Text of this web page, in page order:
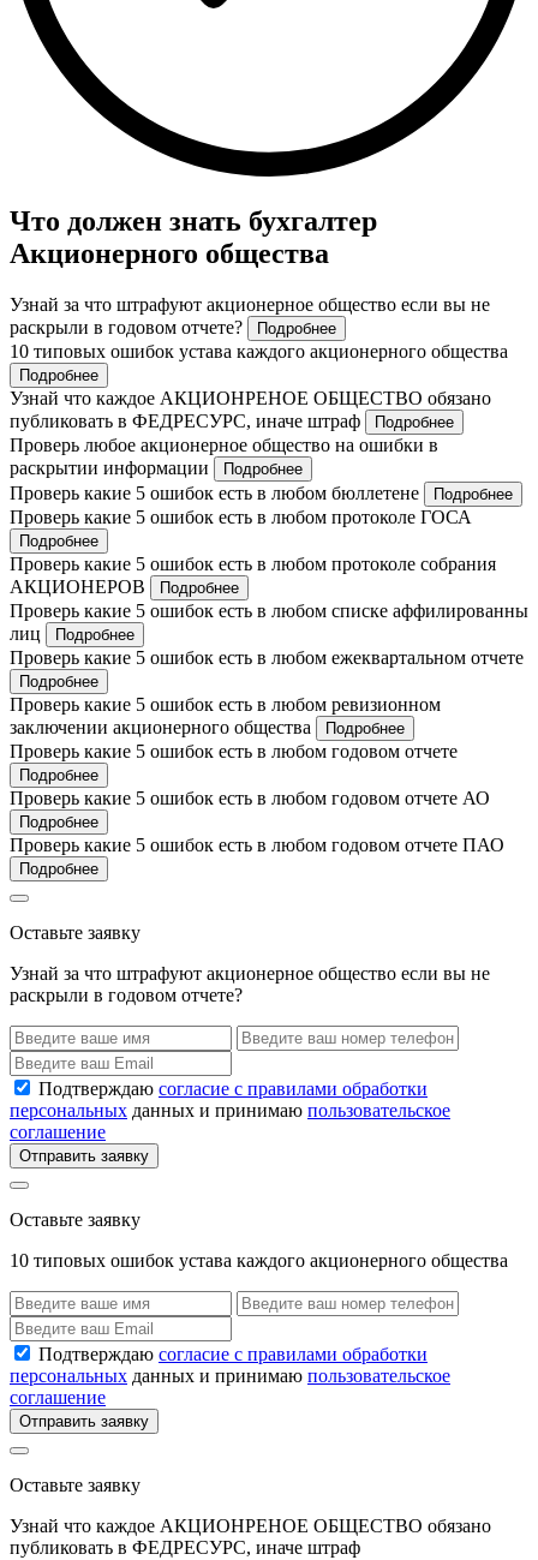
Что должен знать бухгалтер
Акционерного общества
Узнай за что штрафуют акционерное общество если вы не
раскрыли в годовом отчете?
Подробнее
10 типовых ошибок устава каждого акционерного общества
Подробнее
Узнай что каждое АКЦИОНРЕНОЕ ОБЩЕСТВО обязано
публиковать в ФЕДРЕСУРС, иначе штраф
Подробнее
Проверь любое акционерное общество на ошибки в
раскрытии информации
Подробнее
Проверь какие 5 ошибок есть в любом бюллетене Подробнее
Проверь какие 5 ошибок есть в любом протоколе ГОСА
Подробнее
Проверь какие 5 ошибок есть в любом протоколе собрания
АКЦИОНЕРОВ
Подробнее
Проверь какие 5 ошибок есть в любом списке аффилированны
лиц
Подробнее
Проверь какие 5 ошибок есть в любом ежеквартальном отчете
Подробнее
Проверь какие 5 ошибок есть в любом ревизионном
заключении акционерного общества
Подробнее
Проверь какие 5 ошибок есть в любом годовом отчете
Подробнее
Проверь какие 5 ошибок есть в любом годовом отчете АО
Подробнее
Проверь какие 5 ошибок есть в любом годовом отчете ПАО
Подробнее
Оставьте заявку
Узнай за что штрафуют акционерное общество если вы не
раскрыли в годовом отчете?
Подтверждаю согласие с правилами обработки
персональных данных и принимаю пользовательское
соглашение
Отправить заявку
Оставьте заявку
10 типовых ошибок устава каждого акционерного общества
Подтверждаю согласие с правилами обработки
персональных данных и принимаю пользовательское
соглашение
Отправить заявку
Оставьте заявку
Узнай что каждое АКЦИОНРЕНОЕ ОБЩЕСТВО обязано
публиковать в ФЕДРЕСУРС, иначе штраф